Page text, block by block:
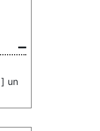
] un